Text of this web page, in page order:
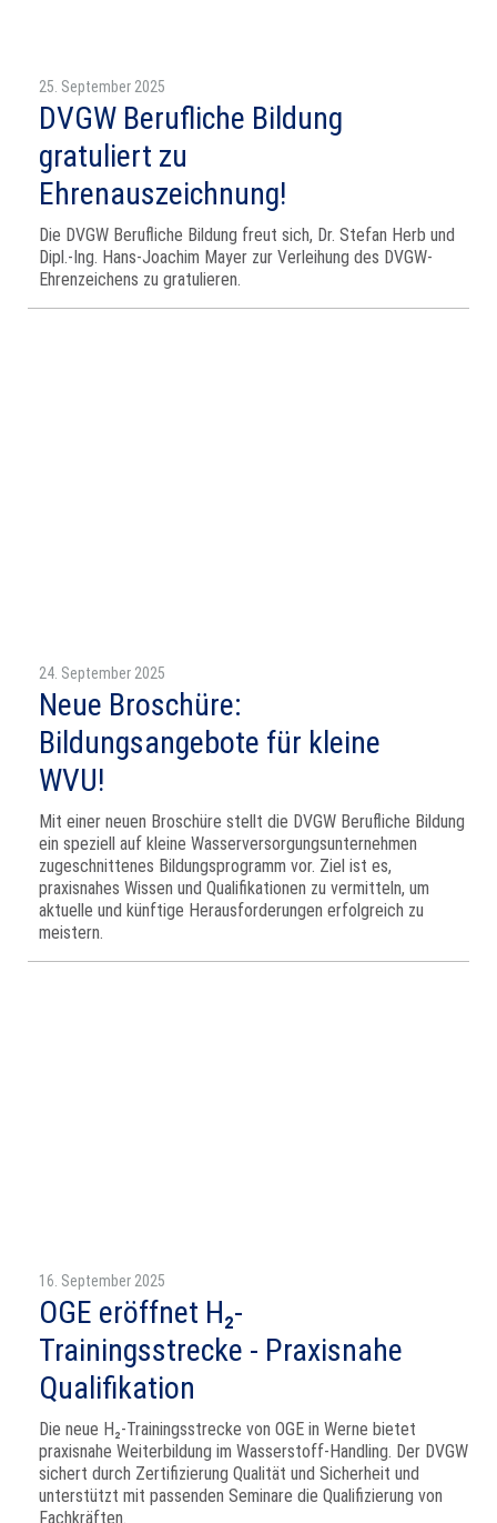
25. September 2025
DVGW Berufliche Bildung
gratuliert zu
Ehrenauszeichnung!
Die DVGW Berufliche Bildung freut sich, Dr. Stefan Herb und
Dipl.-Ing. Hans-Joachim Mayer zur Verleihung des DVGW-
Ehrenzeichens zu gratulieren.
24. September 2025
Neue Broschüre:
Bildungsangebote für kleine
WVU!
Mit einer neuen Broschüre stellt die DVGW Berufliche Bildung
ein speziell auf kleine Wasserversorgungsunternehmen
zugeschnittenes Bildungsprogramm vor. Ziel ist es,
praxisnahes Wissen und Qualifikationen zu vermitteln, um
aktuelle und künftige Herausforderungen erfolgreich zu
meistern.
16. September 2025
OGE eröffnet H₂-
Trainingsstrecke - Praxisnahe
Qualifikation
Die neue H₂-Trainingsstrecke von OGE in Werne bietet
praxisnahe Weiterbildung im Wasserstoff-Handling. Der DVGW
sichert durch Zertifizierung Qualität und Sicherheit und
unterstützt mit passenden Seminare die Qualifizierung von
Fachkräften.